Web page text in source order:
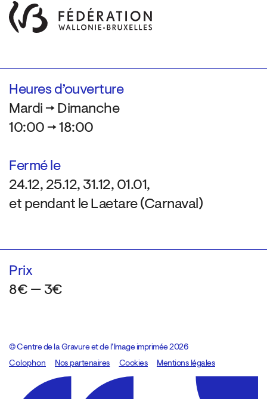
Heures d’ouverture
Mardi → Dimanche
10:00 → 18:00
Fermé le
24.12, 25.12, 31.12, 01.01,
et pendant le Laetare (Carnaval)
Prix
8€ — 3€
© Centre de la Gravure et de l’Image imprimée 2026
Colophon
Design:Marcel Kaczmarek, code:8080.studio
Nos partenaires Cookies Mentions légales